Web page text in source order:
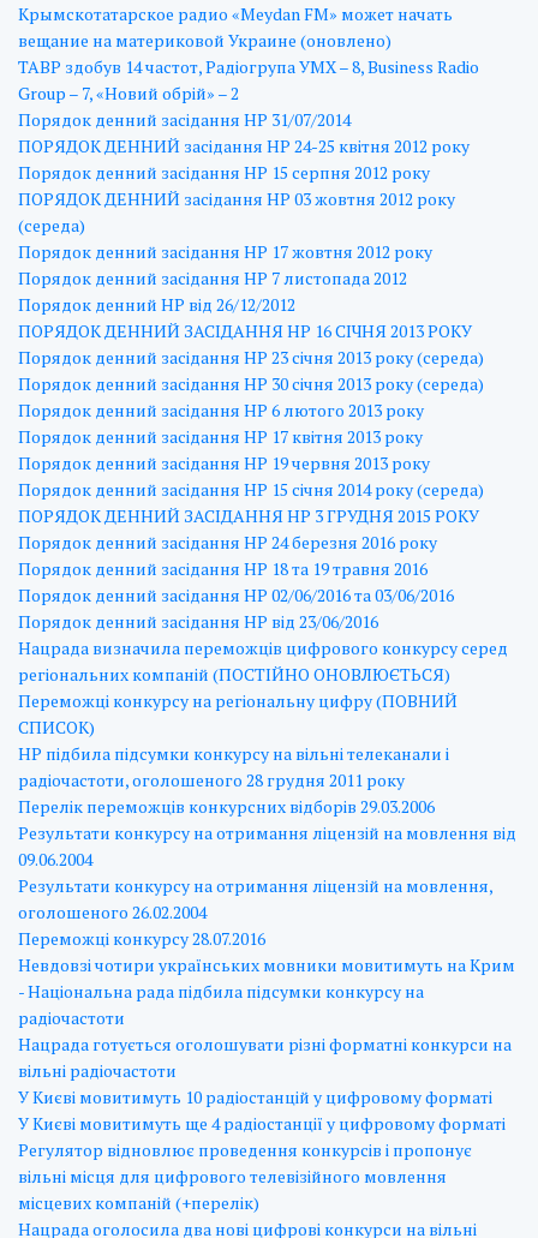
Крымскотатарское радио «Meydan FM» может начать
вещание на материковой Украине (оновлено)
ТАВР здобув 14 частот, Радіогрупа УМХ – 8, Business Radio
Group – 7, «Новий обрій» – 2
Порядок денний засідання НР 31/07/2014
ПОРЯДОК ДЕННИЙ засідання НР 24-25 квітня 2012 року
Порядок денний засідання НР 15 серпня 2012 року
ПОРЯДОК ДЕННИЙ засідання НР 03 жовтня 2012 року
(середа)
Порядок денний засідання НР 17 жовтня 2012 року
Порядок денний засідання НР 7 листопада 2012
Порядок денний НР від 26/12/2012
ПОРЯДОК ДЕННИЙ ЗАСІДАННЯ НР 16 СІЧНЯ 2013 РОКУ
Порядок денний засідання НР 23 січня 2013 року (середа)
Порядок денний засідання НР 30 січня 2013 року (середа)
Порядок денний засідання НР 6 лютого 2013 року
Порядок денний засідання НР 17 квітня 2013 року
Порядок денний засідання НР 19 червня 2013 року
Порядок денний засідання НР 15 січня 2014 року (середа)
ПОРЯДОК ДЕННИЙ ЗАСІДАННЯ НР 3 ГРУДНЯ 2015 РОКУ
Порядок денний засідання НР 24 березня 2016 року
Порядок денний засідання НР 18 та 19 травня 2016
Порядок денний засідання НР 02/06/2016 та 03/06/2016
Порядок денний засідання НР від 23/06/2016
Нацрада визначила переможців цифрового конкурсу серед
регіональних компаній (ПОСТІЙНО ОНОВЛЮЄТЬСЯ)
Переможці конкурсу на регіональну цифру (ПОВНИЙ
СПИСОК)
НР підбила підсумки конкурсу на вільні телеканали і
радіочастоти, оголошеного 28 грудня 2011 року
Перелік переможців конкурсних відборів 29.03.2006
Результати конкурсу на отримання ліцензій на мовлення вiд
09.06.2004
Результати конкурсу на отримання ліцензій на мовлення,
оголошеного 26.02.2004
Переможці конкурсу 28.07.2016
Невдовзі чотири українських мовники мовитимуть на Крим
- Національна рада підбила підсумки конкурсу на
радіочастоти
Нацрада готується оголошувати різні форматні конкурси на
вільні радіочастоти
У Києві мовитимуть 10 радіостанцій у цифровому форматі
У Києві мовитимуть ще 4 радіостанції у цифровому форматі
Регулятор відновлює проведення конкурсів і пропонує
вільні місця для цифрового телевізійного мовлення
місцевих компаній (+перелік)
Нацрада оголосила два нові цифрові конкурси на вільні